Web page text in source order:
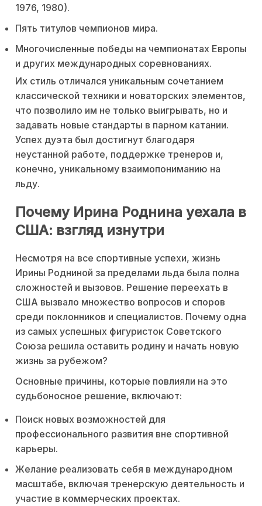
1976, 1980).
Пять титулов чемпионов мира.
Многочисленные победы на чемпионатах Европы
и других международных соревнованиях.
Их стиль отличался уникальным сочетанием
классической техники и новаторских элементов,
что позволило им не только выигрывать, но и
задавать новые стандарты в парном катании.
Успех дуэта был достигнут благодаря
неустанной работе, поддержке тренеров и,
конечно, уникальному взаимопониманию на
льду.
Почему Ирина Роднина уехала в
США: взгляд изнутри
Несмотря на все спортивные успехи, жизнь
Ирины Родниной за пределами льда была полна
сложностей и вызовов. Решение переехать в
США вызвало множество вопросов и споров
среди поклонников и специалистов. Почему одна
из самых успешных фигуристок Советского
Союза решила оставить родину и начать новую
жизнь за рубежом?
Основные причины, которые повлияли на это
судьбоносное решение, включают:
Поиск новых возможностей для
профессионального развития вне спортивной
карьеры.
Желание реализовать себя в международном
масштабе, включая тренерскую деятельность и
участие в коммерческих проектах.